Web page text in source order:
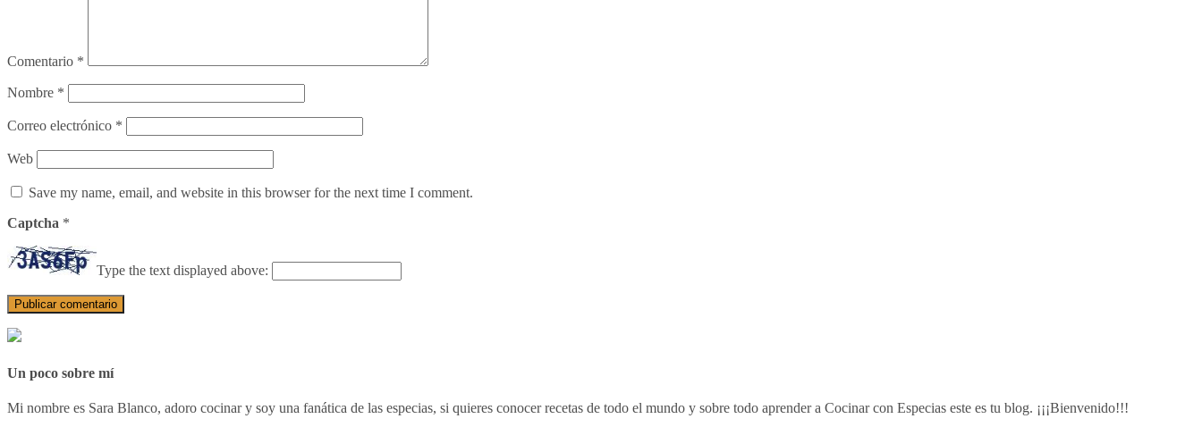
Comentario *
Nombre *
Correo electrónico *
Web
Save my name, email, and website in this browser for the next time I comment.
Captcha *
Type the text displayed above:
Un poco sobre mí
Mi nombre es Sara Blanco, adoro cocinar y soy una fanática de las especias, si quieres conocer recetas de todo el mundo y sobre todo aprender a Cocinar con Especias este es tu blog. ¡¡¡Bienvenido!!!